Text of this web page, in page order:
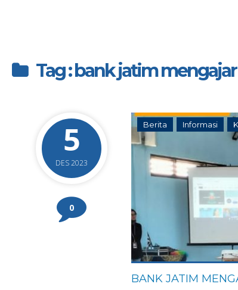
Tag : bank jatim mengajar
5
DES 2023
0
Berita Informasi
BANK JATIM